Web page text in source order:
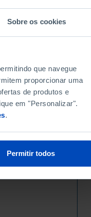
Sobre os cookies
que navegue
proporcionar uma
de produtos e
em "Personalizar".
.
Permitir todos
x
x
x
x
x
x
x
Units for
II and III,